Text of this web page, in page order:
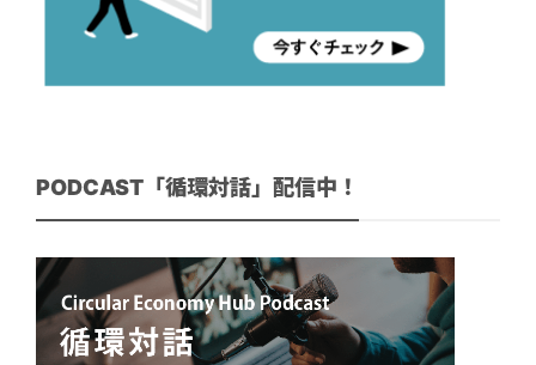
PODCAST「循環対話」配信中！